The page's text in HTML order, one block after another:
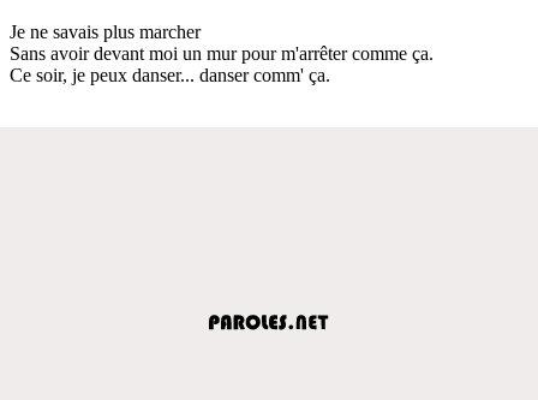
Je ne savais plus marcher
Sans avoir devant moi un mur pour m'arrêter comme ça.
Ce soir, je peux danser... danser comm' ça.